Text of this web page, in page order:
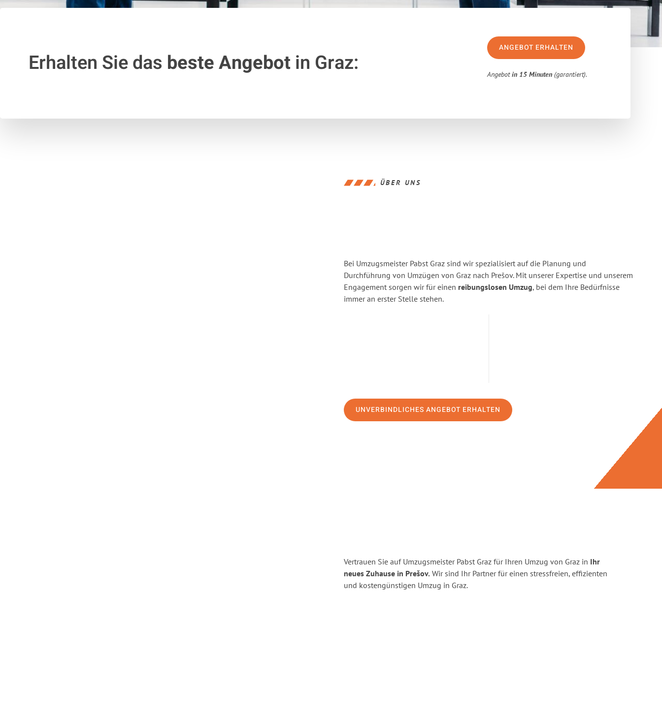
Erhalten Sie das beste Angebotin Graz:
ANGEBOT ERHALTEN
Angebotin 15 Minuten (garantiert).
ÜBER UNS
Bei Umzugsmeister Pabst Graz sind wir spezialisiert auf die Planung und
Durchführung von Umzügen von Graz nach Prešov. Mit unserer Expertise und unserem
Engagement sorgen wir für einen reibungslosen Umzug, bei dem Ihre Bedürfnisse
immer an erster Stelle stehen.
UNVERBINDLICHES ANGEBOT ERHALTEN
Vertrauen Sie auf Umzugsmeister Pabst Graz für Ihren Umzug von Graz in Ihr
neues Zuhause in Prešov. Wir sind Ihr Partner für einen stressfreien, effizienten
und kostengünstigen Umzug in Graz.